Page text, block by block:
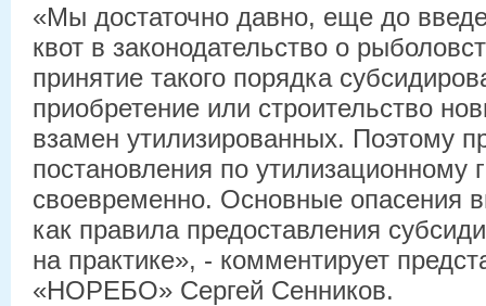
«Мы достаточно давно, еще до
квот в законодательство о
принятие такого порядка
приобретение или строительство
взамен утилизированных. Поэтому
постановления по утилизационному
своевременно. Основные опасения
как правила предоставления
на практике», - комментирует
«НОРЕБО» Сергей Сенников.